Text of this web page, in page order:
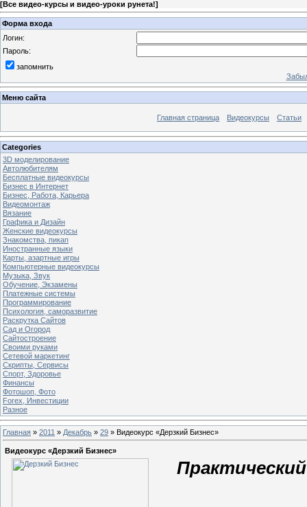
[Все видео-курсы и видео-уроки рунета!]
Форма входа
Логин:
Пароль:
запомнить
Меню сайта
Главная страница Видеокурсы Статьи
Categories
3D моделирование
Автолюбителям
Бесплатные видеокурсы
Бизнес в Интернет
Бизнес, Работа, Карьера
Видеомонтаж
Вязание
Графика и Дизайн
Женские видеокурсы
Знакомства, пикап
Иностранные языки
Карты, азартные игры
Компьютерные видеокурсы
Музыка, Звук
Обучение, Экзамены
Платежные системы
Программирование
Психология, саморазвитие
Раскрутка Сайтов
Cад и Огород
Сайтостроение
Своими руками
Сетевой маркетинг
Скрипты, Сервисы
Спорт, Здоровье
Финансы
Фотошоп, Фото
Forex, Инвестиции
Разное
Главная » 2011 » Декабрь » 29 » Видеокурс «Дерзкий Бизнес»
Видеокурс «Дерзкий Бизнес»